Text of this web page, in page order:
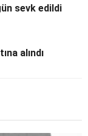
sevk edildi
alındı